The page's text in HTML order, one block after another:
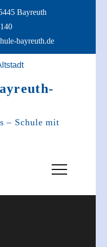
Bayreuth
bayreuth.de
– Schule mit